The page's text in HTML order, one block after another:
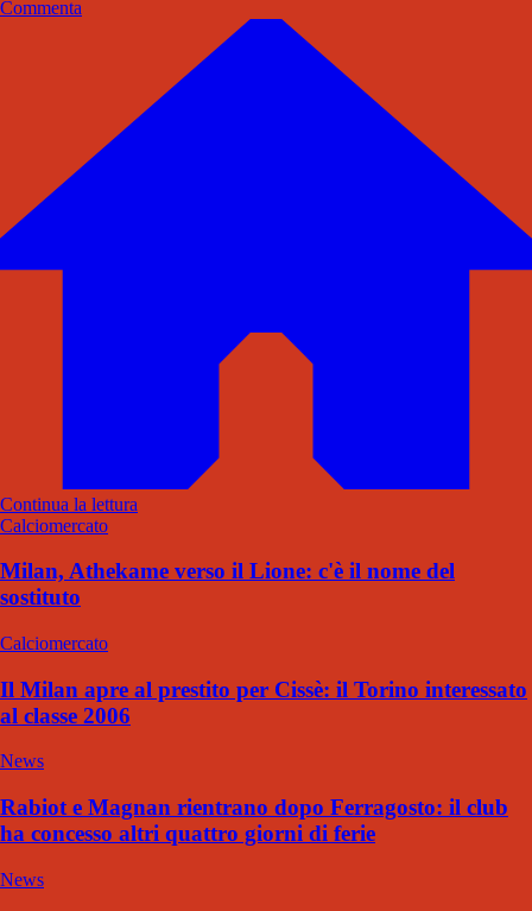
Commenta
Continua la lettura
Calciomercato
Milan, Athekame verso il Lione: c'è il nome del
sostituto
Calciomercato
Il Milan apre al prestito per Cissè: il Torino interessato
al classe 2006
News
Rabiot e Magnan rientrano dopo Ferragosto: il club
ha concesso altri quattro giorni di ferie
News